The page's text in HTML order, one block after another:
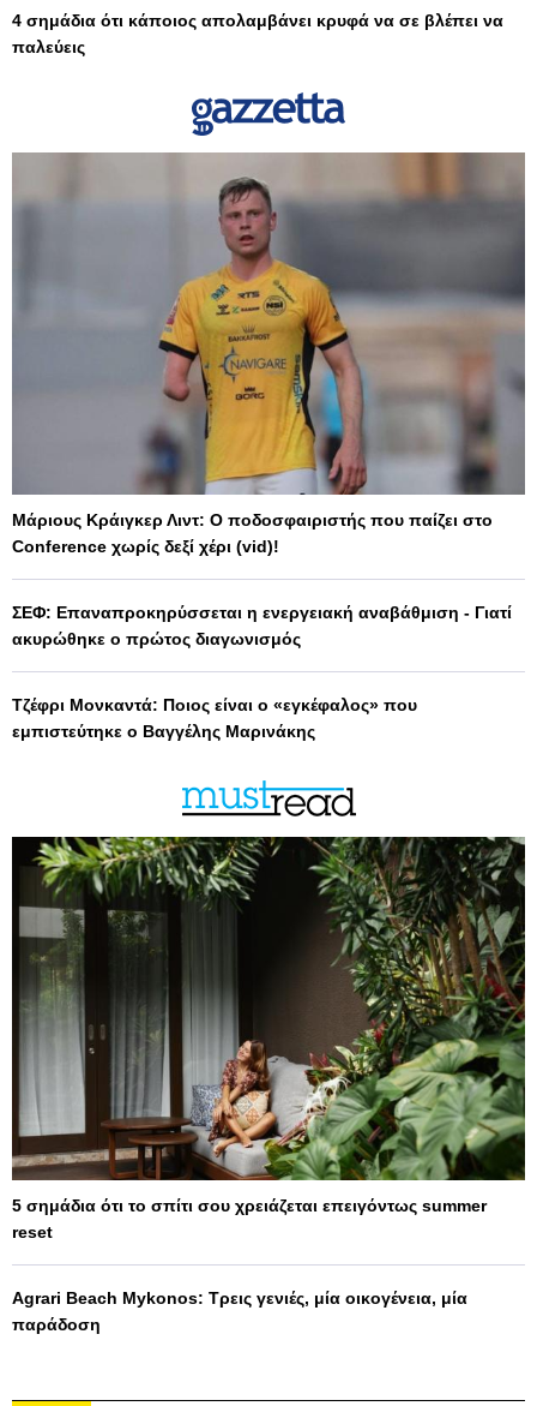
4 σημάδια ότι κάποιος απολαμβάνει κρυφά να σε βλέπει να
παλεύεις
Μάριους Κράιγκερ Λιντ: Ο ποδοσφαιριστής που παίζει στο
Conference χωρίς δεξί χέρι (vid)!
ΣΕΦ: Επαναπροκηρύσσεται η ενεργειακή αναβάθμιση - Γιατί
ακυρώθηκε ο πρώτος διαγωνισμός
Τζέφρι Μονκαντά: Ποιος είναι ο «εγκέφαλος» που
εμπιστεύτηκε ο Βαγγέλης Μαρινάκης
5 σημάδια ότι το σπίτι σου χρειάζεται επειγόντως summer
reset
Agrari Beach Mykonos: Τρεις γενιές, μία οικογένεια, μία
παράδοση